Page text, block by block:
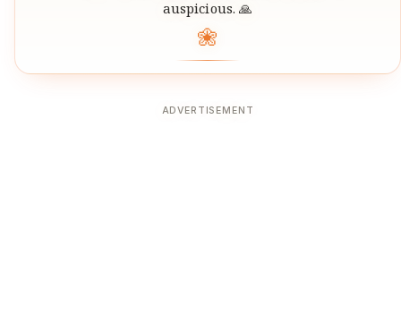
auspicious. 🙏
❀
ADVERTISEMENT